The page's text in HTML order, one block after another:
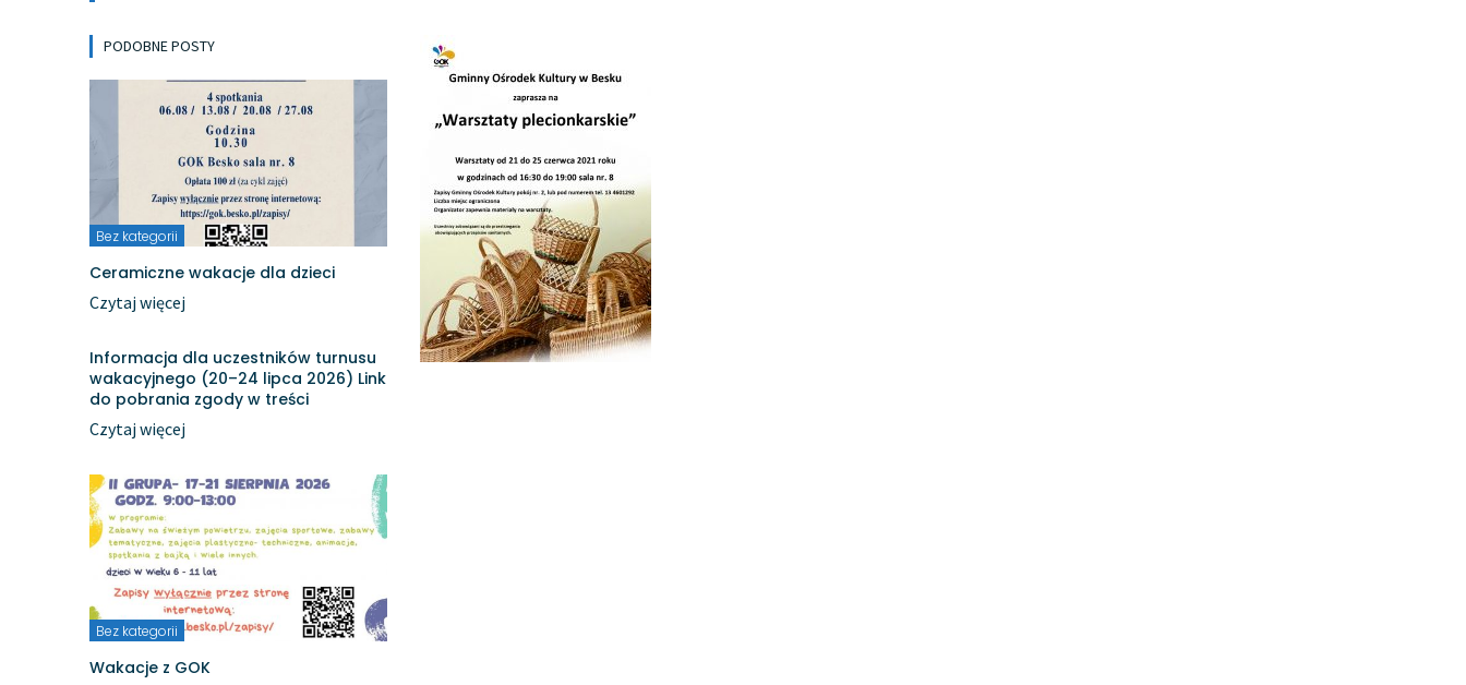
PODOBNE POSTY
Bez kategorii
Ceramiczne wakacje dla dzieci
Czytaj więcej
Informacja dla uczestników turnusu
wakacyjnego (20–24 lipca 2026) Link
do pobrania zgody w treści
Czytaj więcej
Bez kategorii
Wakacje z GOK